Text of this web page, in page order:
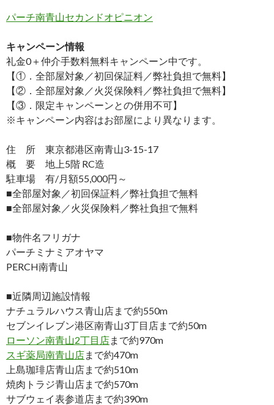
パーチ南青山セカンドオピニオン
キャンペーン情報
礼金0＋仲介手数料無料キャンペーン中です。
【①．全部屋対象／初回保証料／弊社負担で無料】
【②．全部屋対象／火災保険料／弊社負担で無料】
【③．限定キャンペーンとの併用不可】
※キャンペーン内容はお部屋により異なります。
住 所 東京都港区南青山3-15-17
概 要 地上5階 RC造
駐車場 有/月額55,000円～
■全部屋対象／初回保証料／弊社負担で無料
■全部屋対象／火災保険料／弊社負担で無料
■物件名フリガナ
パーチミナミアオヤマ
PERCH南青山
■近隣周辺施設情報
ナチュラルハウス青山店まで約550m
セブンイレブン港区南青山3丁目店まで約50m
ローソン南青山2丁目店まで約970m
スギ薬局南青山店まで約470m
上島珈琲店青山店まで約510m
焼肉トラジ青山店まで約570m
サブウェイ表参道店まで約390m